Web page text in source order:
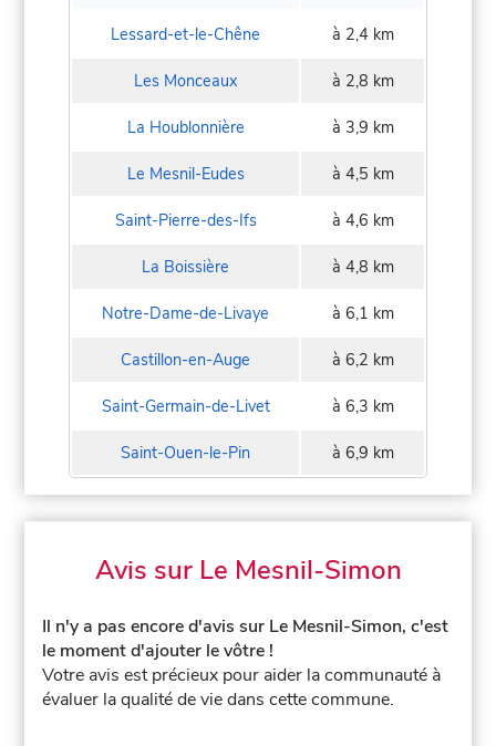
Lessard-et-le-Chêne à 2,4 km
Les Monceaux à 2,8 km
La Houblonnière à 3,9 km
Le Mesnil-Eudes à 4,5 km
Saint-Pierre-des-Ifs à 4,6 km
La Boissière à 4,8 km
Notre-Dame-de-Livaye à 6,1 km
Castillon-en-Auge à 6,2 km
Saint-Germain-de-Livet à 6,3 km
Saint-Ouen-le-Pin à 6,9 km
Avis sur Le Mesnil-Simon
Il n'y a pas encore d'avis sur Le Mesnil-Simon, c'est
le moment d'ajouter le vôtre !
Votre avis est précieux pour aider la communauté à
évaluer la qualité de vie dans cette commune.